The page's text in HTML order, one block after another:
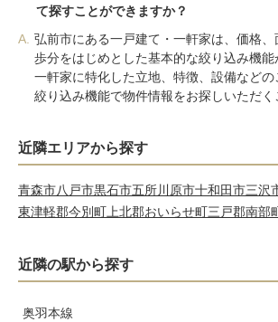
て探すことができますか？
A. 弘前市にある一戸建て・一軒家は、価格
歩分をはじめとした基本的な絞り込み機能
一軒家に特化した立地、特徴、設備など
絞り込み機能で物件情報をお探しいただく
近隣エリアから探す
青森市八戸市黒石市五所川原市十和田市三沢
東津軽郡今別町 上北郡おいらせ町三戸郡南部
近隣の駅から探す
奥羽本線